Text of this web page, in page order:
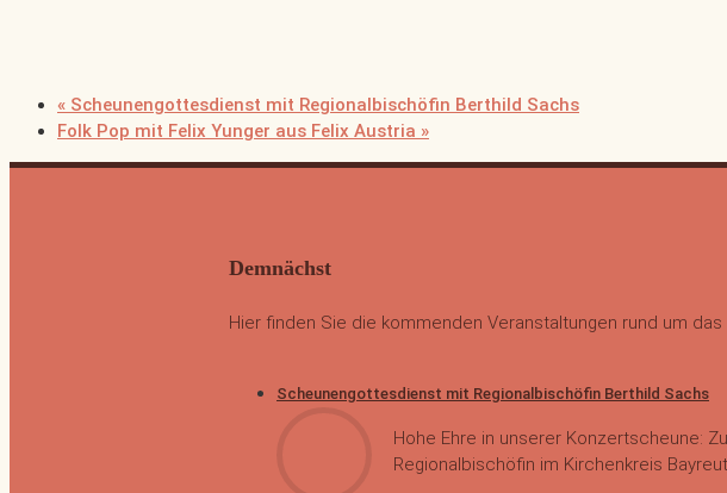
« Scheunengottesdienst mit Regionalbischöfin Berthild Sachs
Folk Pop mit Felix Yunger aus Felix Austria »
Demnächst
Hier finden Sie die kommenden Veranstaltungen rund um das
Scheunengottesdienst mit Regionalbischöfin Berthild Sachs
Hohe Ehre in unserer Konzertscheune:
Regionalbischöfin im Kirchenkreis